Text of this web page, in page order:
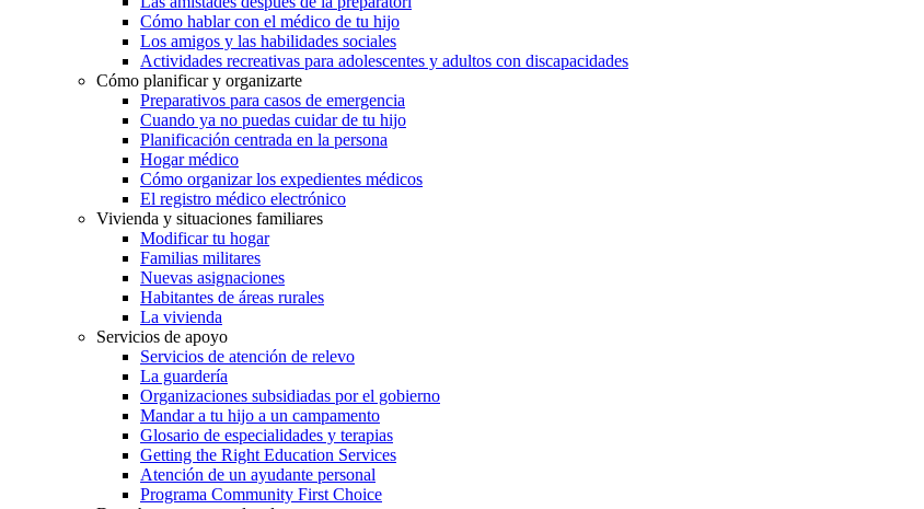
Cómo hablar con el médico de tu hijo
Los amigos y las habilidades sociales
Actividades recreativas para adolescentes y adultos con discapacidades
Cómo planificar y organizarte
Preparativos para casos de emergencia
Cuando ya no puedas cuidar de tu hijo
Planificación centrada en la persona
Hogar médico
Cómo organizar los expedientes médicos
El registro médico electrónico
Vivienda y situaciones familiares
Modificar tu hogar
Familias militares
Nuevas asignaciones
Habitantes de áreas rurales
La vivienda
Servicios de apoyo
Servicios de atención de relevo
La guardería
Organizaciones subsidiadas por el gobierno
Mandar a tu hijo a un campamento
Glosario de especialidades y terapias
Getting the Right Education Services
Atención de un ayudante personal
Programa Community First Choice